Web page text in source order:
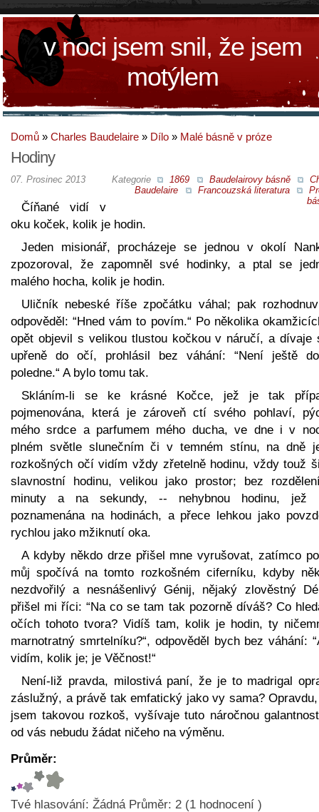
v noci jsem snil, že jsem
motýlem
Domů » Charles Baudelaire » Dílo » Malé básně v próze
Hodiny
Kategorie 1869 Baudelairovy básně
Baudelaire
Francouzská literatura
07. Prosinec 2013
Číňané vidí v
oku koček, kolik je hodin.
Jeden misionář, procházeje se jednou v okolí
zpozoroval, že zapomněl své hodinky, a ptal se
malého hocha, kolik je hodin.
Uličník nebeské říše zpočátku váhal; pak
odpověděl: “Hned vám to povím.“ Po několika
opět objevil s velikou tlustou kočkou v náručí, a dívaje
upřeně do očí, prohlásil bez váhání: “Není ještě
poledne.“ A bylo tomu tak.
Skláním-li se ke krásné Kočce, jež je tak
pojmenována, která je zároveň ctí svého pohlaví,
mého srdce a parfumem mého ducha, ve dne i v
plném světle slunečním či v temném stínu, na dně
rozkošných očí vidím vždy zřetelně hodinu, vždy touž
slavnostní hodinu, velikou jako prostor; bez
minuty a na sekundy, -- nehybnou hodinu, jež
poznamenána na hodinách, a přece lehkou jako
rychlou jako mžiknutí oka.
A kdyby někdo drze přišel mne vyrušovat, zatímco
můj spočívá na tomto rozkošném ciferníku, kdyby
nezdvořilý a nesnášenlivý Génij, nějaký zlověstný
přišel mi říci: “Na co se tam tak pozorně díváš? Co
očích tohoto tvora? Vidíš tam, kolik je hodin, ty
marnotratný smrtelníku?“, odpověděl bych bez váhání:
vidím, kolik je; je Věčnost!“
Není-liž pravda, milostivá paní, že je to madrigal
záslužný, a právě tak emfatický jako vy sama?
jsem takovou rozkoš, vyšívaje tuto náročnou
od vás nebudu žádat ničeho na výměnu.
Průměr:
Tvé hlasování: Žádná Průměr: 2 (1 hodnocení )